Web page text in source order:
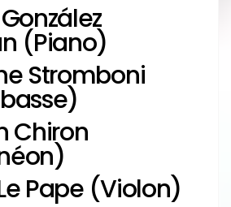
(Piano)
Stromboni
Chiron
Pape (Violon)